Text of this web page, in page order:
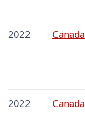
2022 Canada
2022 Canada